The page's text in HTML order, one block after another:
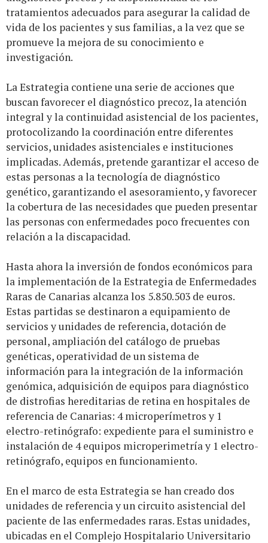
tratamientos adecuados para asegurar la calidad de
vida de los pacientes y sus familias, a la vez que se
promueve la mejora de su conocimiento e
investigación.
La Estrategia contiene una serie de acciones que
buscan favorecer el diagnóstico precoz, la atención
integral y la continuidad asistencial de los pacientes,
protocolizando la coordinación entre diferentes
servicios, unidades asistenciales e instituciones
implicadas. Además, pretende garantizar el acceso de
estas personas a la tecnología de diagnóstico
genético, garantizando el asesoramiento, y favorecer
la cobertura de las necesidades que pueden presentar
las personas con enfermedades poco frecuentes con
relación a la discapacidad.
Hasta ahora la inversión de fondos económicos para
la implementación de la Estrategia de Enfermedades
Raras de Canarias alcanza los 5.850.503 de euros.
Estas partidas se destinaron a equipamiento de
servicios y unidades de referencia, dotación de
personal, ampliación del catálogo de pruebas
genéticas, operatividad de un sistema de
información para la integración de la información
genómica, adquisición de equipos para diagnóstico
de distrofias hereditarias de retina en hospitales de
referencia de Canarias: 4 microperímetros y 1
electro-retinógrafo: expediente para el suministro e
instalación de 4 equipos microperimetría y 1 electro-
retinógrafo, equipos en funcionamiento.
En el marco de esta Estrategia se han creado dos
unidades de referencia y un circuito asistencial del
paciente de las enfermedades raras. Estas unidades,
ubicadas en el Complejo Hospitalario Universitario